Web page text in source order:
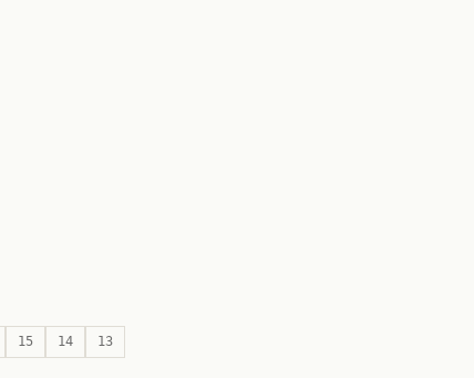
15 14 13